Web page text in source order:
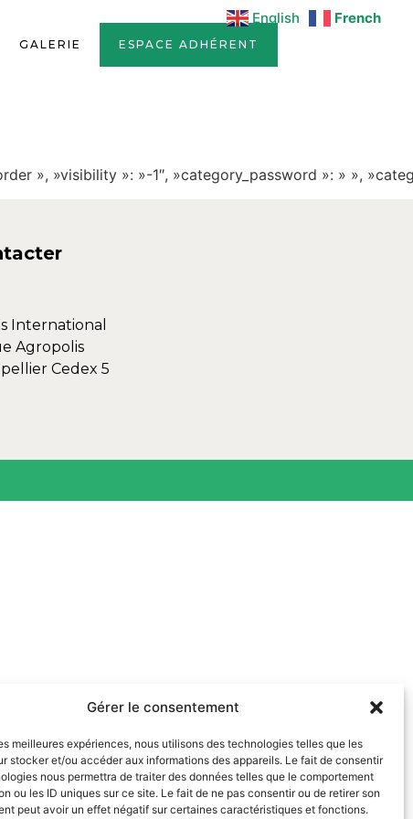
Gérer le consentement
meilleures expériences, nous utilisons des technologies telles que les
stocker et/ou accéder aux informations des appareils. Le fait de consentir
nous permettra de traiter des données telles que le comportement
ou les ID uniques sur ce site. Le fait de ne pas consentir ou de retirer son
peut avoir un effet négatif sur certaines caractéristiques et fonctions.
GALERIE ESPACE ADHÉRENT
», »visibility »: »-1″, »category_password »: » »,
International
Agropolis
Cedex 5
English French